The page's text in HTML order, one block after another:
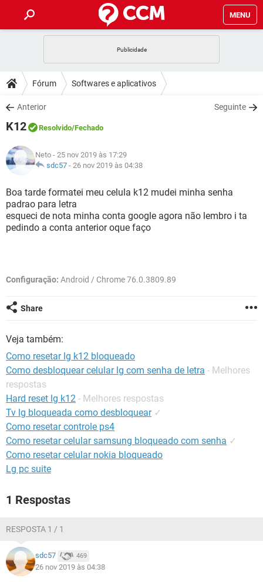
MENU
CELULAR FACEBOOK
OUTLOOK
INSTAGRAM
GUIA DE COMPRAS
DICAS
JOGOS WHATSAPP
INSTAGRAM
GUIA DE COMPRAS
DOWNLOADS
JOGOS
CELULAR
OUTLOOK EXCEL
INSTAGRAM GMAIL
GUIA DE COMPRAS
FÓRUM
JOGOS
CELULAR
OUTLOOK EXCEL
INSTAGRAM GMAIL
GLOSSÁRIO
WHATSAPP
CELULAR
OUTLOOK EXCEL
Fórum Softwares e aplicativos
Anterior Seguinte
K12 Resolvido/Fechado
Neto - 25 nov 2019 às 17:29
sdc57 - 26 nov 2019 às 04:38
Boa tarde formatei meu celula k12 mudei minha senha
padrao para letra
esqueci de nota minha conta google agora não lembro i ta
pedindo a conta anterior oque faço
Configuração: Android / Chrome 76.0.3809.89
Share
Veja também:
Como resetar lg k12 bloqueado
Como desbloquear celular lg com senha de letra - Melhores
respostas
Hard reset lg k12 - Melhores respostas
Tv lg bloqueada como desbloquear ✓
Como resetar controle ps4
Como resetar celular samsung bloqueado com senha ✓
Como resetar celular nokia bloqueado
Lg pc suite
1 Respostas
RESPOSTA 1 / 1
sdc57 469
26 nov 2019 às 04:38